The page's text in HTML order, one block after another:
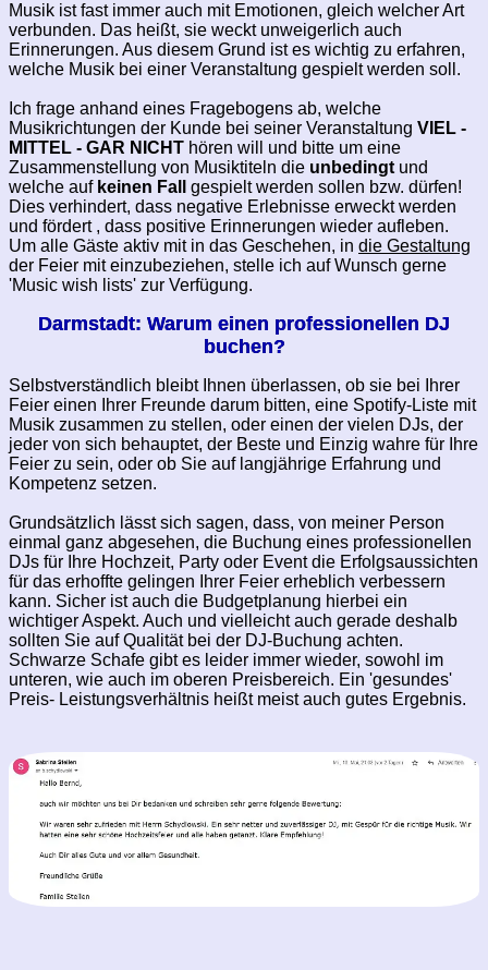
Musik ist fast immer auch mit Emotionen, gleich welcher Art
verbunden. Das heißt, sie weckt unweigerlich auch
Erinnerungen. Aus diesem Grund ist es wichtig zu erfahren,
welche Musik bei einer Veranstaltung gespielt werden soll.
Ich frage anhand eines Fragebogens ab, welche
Musikrichtungen der Kunde bei seiner Veranstaltung VIEL -
MITTEL - GAR NICHT hören will und bitte um eine
Zusammenstellung von Musiktiteln die unbedingt und
welche auf keinen Fall
gespielt werden sollen bzw. dürfen!
Dies verhindert, dass negative Erlebnisse erweckt werden
und fördert , dass positive Erinnerungen wieder aufleben.
Um alle Gäste aktiv mit in das Geschehen, in die Gestaltung
der Feier mit einzubeziehen, stelle ich auf Wunsch gerne
'Music wish lists' zur Verfügung.
Darmstadt: Warum einen professionellen DJ
buchen?
Selbstverständlich bleibt Ihnen überlassen, ob sie bei Ihrer
Feier einen Ihrer Freunde darum bitten, eine Spotify-Liste mit
Musik zusammen zu stellen, oder einen der vielen DJs, der
jeder von sich behauptet, der Beste und Einzig wahre für Ihre
Feier zu sein, oder ob Sie auf langjährige Erfahrung und
Kompetenz setzen.
Grundsätzlich lässt sich sagen, dass, von meiner Person
einmal ganz abgesehen, die Buchung eines professionellen
DJs für Ihre Hochzeit, Party oder Event die Erfolgsaussichten
für das erhoffte gelingen Ihrer Feier erheblich verbessern
kann. Sicher ist auch die Budgetplanung hierbei ein
wichtiger Aspekt. Auch und vielleicht auch gerade deshalb
sollten Sie auf Qualität bei der DJ-Buchung achten.
Schwarze Schafe gibt es leider immer wieder, sowohl im
unteren, wie auch im oberen Preisbereich. Ein 'gesundes'
Preis- Leistungsverhältnis heißt meist auch gutes Ergebnis.